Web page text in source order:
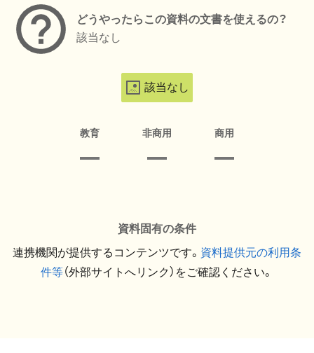
どうやったらこの資料の文書を使えるの？
該当なし
該当なし
教育 非商用 商用
資料固有の条件
連携機関が提供するコンテンツです。 資料提供元の利用条
件等（外部サイトへリンク）をご確認ください。